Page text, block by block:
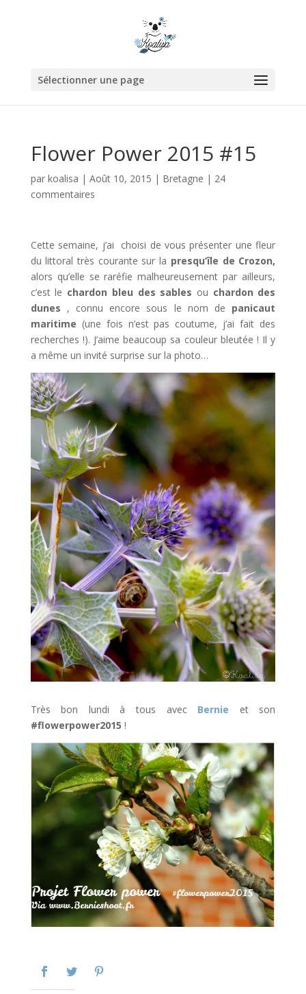
Sélectionner une page
Flower Power 2015 #15
par koalisa | Août 10, 2015 | Bretagne | 24
commentaires
Cette semaine, j’ai choisi de vous présenter une fleur
du littoral très courante sur la presqu’île de Crozon,
alors qu’elle se raréfie malheureusement par ailleurs,
c’est le chardon bleu des sables ou chardon des
dunes , connu encore sous le nom de panicaut
maritime (une fois n’est pas coutume, j’ai fait des
recherches !). J’aime beaucoup sa couleur bleutée ! Il y
a même un invité surprise sur la photo…
Très bon lundi à tous avecBernie
et son
#flowerpower2015 !